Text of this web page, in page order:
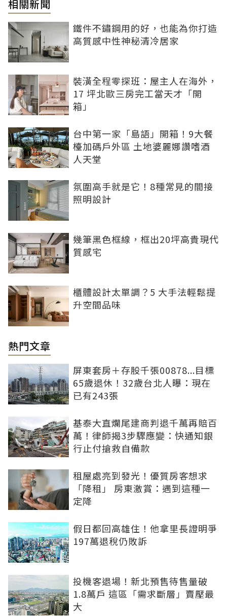
相關新聞
鐵件不鏽鋼用的好，也能為你打造
高質感中性神秘清冷居家
裝潢全程零探班：屋主人在海外，
17 坪北歐三房完工當天才「開
箱」
台中第一家「島語」開箱！9大餐
檯加碼戶外區 土地婆麗娜讚嗜酒
人天堂
氛圍高手就是它！8種常見的間接
照明設計
幾筆黑色框線，框出20坪高貴現代
質感宅
櫃體設計太單調？5 大手法輕鬆提
升空間品味
熱門文章
屏東套房＋存股千張00878...目標
65歲退休！32歲台北人曝：現在
已有243張
基泰大直爛尾建商判退千萬再賠百
萬！律師揭3步驟應變：快通知銀
行止付搶救自備款
租屋處亮到發光！優質房客想求
「降租」 房東激賞：遇到這種一
定降
假日都回高雄住！他拿里長證明爭
197萬退稅仍敗訴
投機客退場！新北預售待售量破
1.8萬戶 這區「需求斷層」賣壓最
大